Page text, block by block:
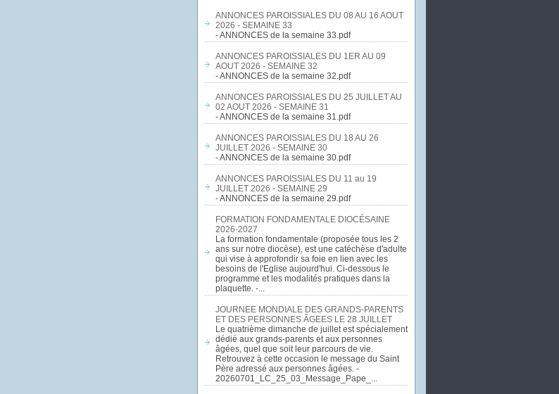
ANNONCES PAROISSIALES DU 08 AU 16 AOUT
2026 - SEMAINE 33
- ANNONCES de la semaine 33.pdf
ANNONCES PAROISSIALES DU 1ER AU 09
AOUT 2026 - SEMAINE 32
- ANNONCES de la semaine 32.pdf
ANNONCES PAROISSIALES DU 25 JUILLET AU
02 AOUT 2026 - SEMAINE 31
- ANNONCES de la semaine 31.pdf
ANNONCES PAROISSIALES DU 18 AU 26
JUILLET 2026 - SEMAINE 30
- ANNONCES de la semaine 30.pdf
ANNONCES PAROISSIALES DU 11 au 19
JUILLET 2026 - SEMAINE 29
- ANNONCES de la semaine 29.pdf
FORMATION FONDAMENTALE DIOCÉSAINE
2026-2027
La formation fondamentale (proposée tous les 2
ans sur notre diocèse), est une catéchèse d'adulte
qui vise à approfondir sa foie en lien avec les
besoins de l'Eglise aujourd'hui. Ci-dessous le
programme et les modalités pratiques dans la
plaquette. -...
JOURNEE MONDIALE DES GRANDS-PARENTS
ET DES PERSONNES ÂGEES LE 28 JUILLET
Le quatrième dimanche de juillet est spécialement
dédié aux grands-parents et aux personnes
âgées, quel que soit leur parcours de vie.
Retrouvez à cette occasion le message du Saint
Père adressé aux personnes âgées. -
20260701_LC_25_03_Message_Pape_...